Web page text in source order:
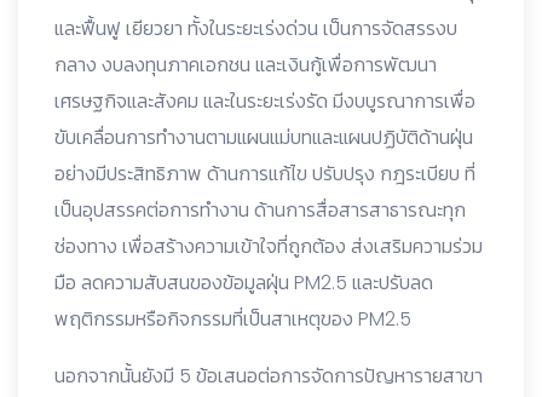
และฟื้นฟู เยียวยา ทั้งในระยะเร่งด่วน เป็นการจัดสรรงบ
กลาง งบลงทุนภาคเอกชน และเงินกู้เพื่อการพัฒนา
เศรษฐกิจและสังคม และในระยะเร่งรัด มีงบบูรณาการเพื่อ
ขับเคลื่อนการทำงานตามแผนแม่บทและแผนปฏิบัติด้านฝุ่น
อย่างมีประสิทธิภาพ ด้านการแก้ไข ปรับปรุง กฎระเบียบ ที่
เป็นอุปสรรคต่อการทำงาน ด้านการสื่อสารสาธารณะทุก
ช่องทาง เพื่อสร้างความเข้าใจที่ถูกต้อง ส่งเสริมความร่วม
มือ ลดความสับสนของข้อมูลฝุ่น PM2.5 และปรับลด
พฤติกรรมหรือกิจกรรมที่เป็นสาเหตุของ PM2.5
นอกจากนั้นยังมี 5 ข้อเสนอต่อการจัดการปัญหารายสาขา